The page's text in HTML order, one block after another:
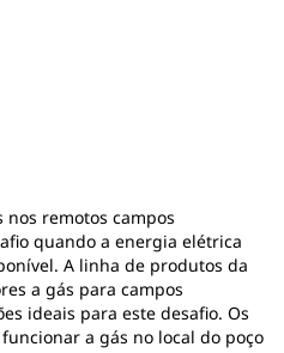
remotos campos
quando a energia elétrica
A linha de produtos da
a gás para campos
ideais para este desafio. Os
a gás no local do poço